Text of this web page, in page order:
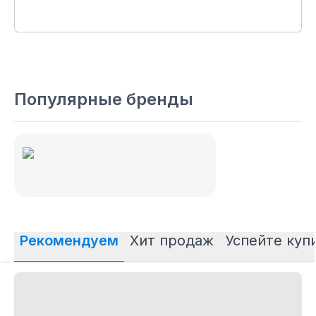
Популярные бренды
Рекомендуем Хит продаж Успейте